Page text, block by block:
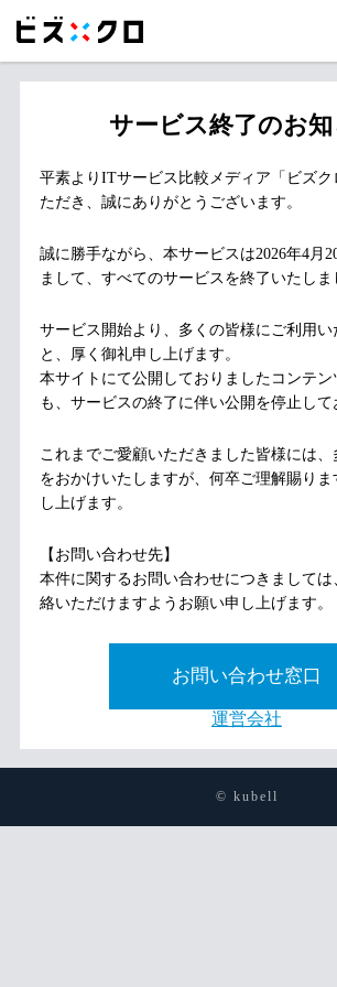
サービス終了のお
平素よりITサービス比較メディア「ビズク
ただき、誠にありがとうございます。
誠に勝手ながら、本サービスは2026年4月
まして、すべてのサービスを終了いたしま
サービス開始より、多くの皆様にご利用い
と、厚く御礼申し上げます。
本サイトにて公開しておりましたコンテン
も、サービスの終了に伴い公開を停止して
これまでご愛顧いただきました皆様には
をおかけいたしますが、何卒ご理解賜りま
し上げます。
【お問い合わせ先】
本件に関するお問い合わせにつきましては
絡いただけますようお願い申し上げます。
お問い合わせ窓口
運営会社
© kubell